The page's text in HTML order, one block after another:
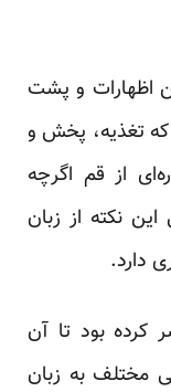
اظهارات و پشت
که تغذیه، پخش و
از قم اگرچه
نکته از زبان
دارد.
کرده بود تا آن
۱۱ شبکه شیعی مختلف به زبان